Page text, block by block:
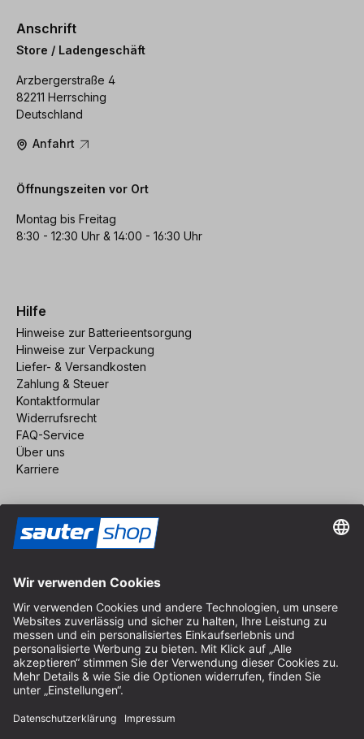
Anschrift
Store / Ladengeschäft
Arzbergerstraße 4
82211 Herrsching
Deutschland
Anfahrt
Öffnungszeiten vor Ort
Montag bis Freitag
8:30 - 12:30 Uhr & 14:00 - 16:30 Uhr
Hilfe
Hinweise zur Batterieentsorgung
Hinweise zur Verpackung
Liefer- & Versandkosten
Zahlung & Steuer
Kontaktformular
Widerrufsrecht
FAQ-Service
Über uns
Karriere
Impressum
AGB
Datenschutz
Cookie-Einstellungen
© 2026 sauter GmbH